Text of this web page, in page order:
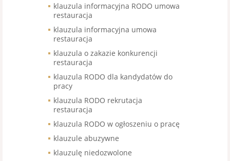
klauzula informacyjna RODO umowa
restauracja
klauzula informacyjna umowa
restauracja
klauzula o zakazie konkurencji
restauracja
klauzula RODO dla kandydatów do
pracy
klauzula RODO rekrutacja
restauracja
klauzula RODO w ogłoszeniu o pracę
klauzule abuzywne
klauzulę niedozwolone